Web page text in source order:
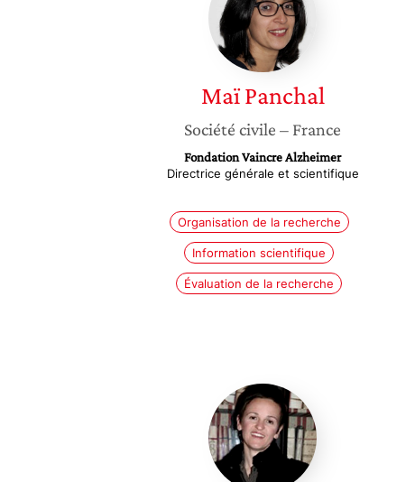
Maï Panchal
Société civile – France
Fondation Vaincre Alzheimer
Directrice générale et scientifique
Organisation de la recherche
Information scientifique
Évaluation de la recherche
Stéphanie
Ruphy